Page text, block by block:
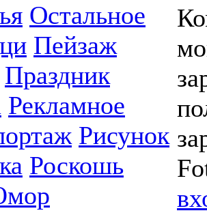
Остальное
Пейзаж
Праздник
Рекламное
Рисунок
Роскошь